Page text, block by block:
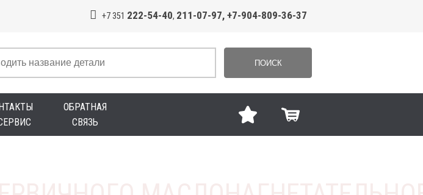
+7 351 222-54-40, 211-07-97, +7-904-809-36-37
ПОИСК
ОБРАТНАЯ
СВЯЗЬ